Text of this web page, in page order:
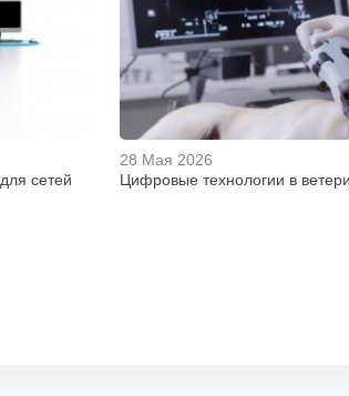
сетей
28 Мая 2026
Цифровые технологии в